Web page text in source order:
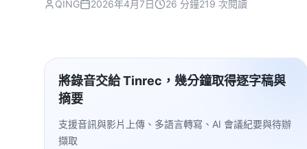
QING 2026年4月7日 26 分鐘219 次閱讀
將錄音交給 Tinrec，幾分鐘取得逐字稿與
摘要
支援音訊與影片上傳、多語言轉寫、AI 會議紀要與待辦
擷取